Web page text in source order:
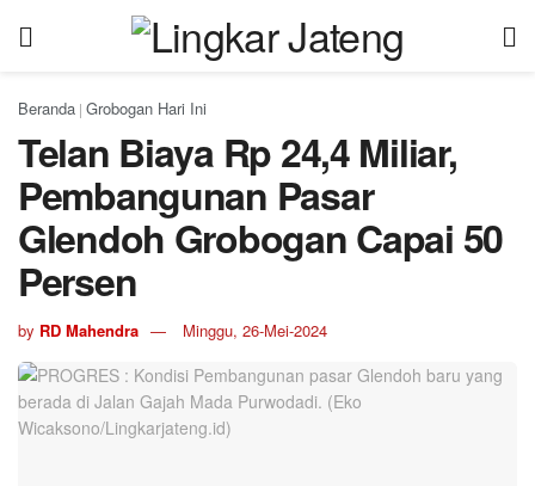
Beranda | Grobogan Hari Ini
Telan Biaya Rp 24,4 Miliar,
Pembangunan Pasar
Glendoh Grobogan Capai 50
Persen
by RD Mahendra Minggu, 26-Mei-2024